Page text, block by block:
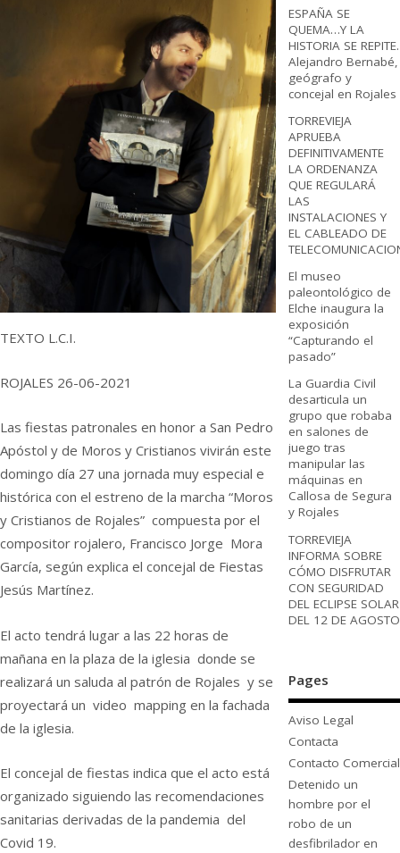
TEXTO L.C.I.
ROJALES 26-06-2021
Las fiestas patronales en honor a San Pedro
Apóstol y de Moros y Cristianos vivirán este
domingo día 27 una jornada muy especial e
histórica con el estreno de la marcha “Moros
y Cristianos de Rojales” compuesta por el
compositor rojalero, Francisco Jorge Mora
García, según explica el concejal de Fiestas
Jesús Martínez.
El acto tendrá lugar a las 22 horas de
mañana en la plaza de la iglesia donde se
realizará un saluda al patrón de Rojales y se
proyectará un video mapping en la fachada
de la iglesia.
El concejal de fiestas indica que el acto está
organizado siguiendo las recomendaciones
sanitarias derivadas de la pandemia del
Covid 19.
ESPAÑA SE
QUEMA…Y LA
HISTORIA SE REPITE.
Alejandro Bernabé,
geógrafo y
concejal en Rojales
TORREVIEJA
APRUEBA
DEFINITIVAMENTE
LA ORDENANZA
QUE REGULARÁ
LAS
INSTALACIONES Y
EL CABLEADO DE
El museo
paleontológico de
Elche inaugura la
exposición
“Capturando el
pasado”
La Guardia Civil
desarticula un
grupo que robaba
en salones de
juego tras
manipular las
máquinas en
Callosa de Segura
y Rojales
TORREVIEJA
INFORMA SOBRE
CÓMO DISFRUTAR
CON SEGURIDAD
DEL ECLIPSE SOLAR
DEL 12 DE AGOSTO
Pages
Aviso Legal
Contacta
Contacto Comercial
Detenido un
hombre por el
robo de un
desfibrilador en